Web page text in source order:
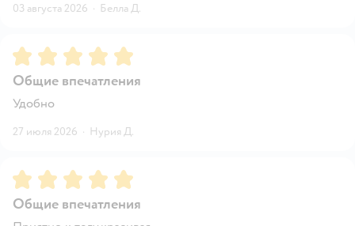
03 августа 2026 · Белла Д.
Рейтинг:5
Общие впечатления
Удобно
27 июля 2026 · Нурия Д.
Рейтинг:5
Общие впечатления